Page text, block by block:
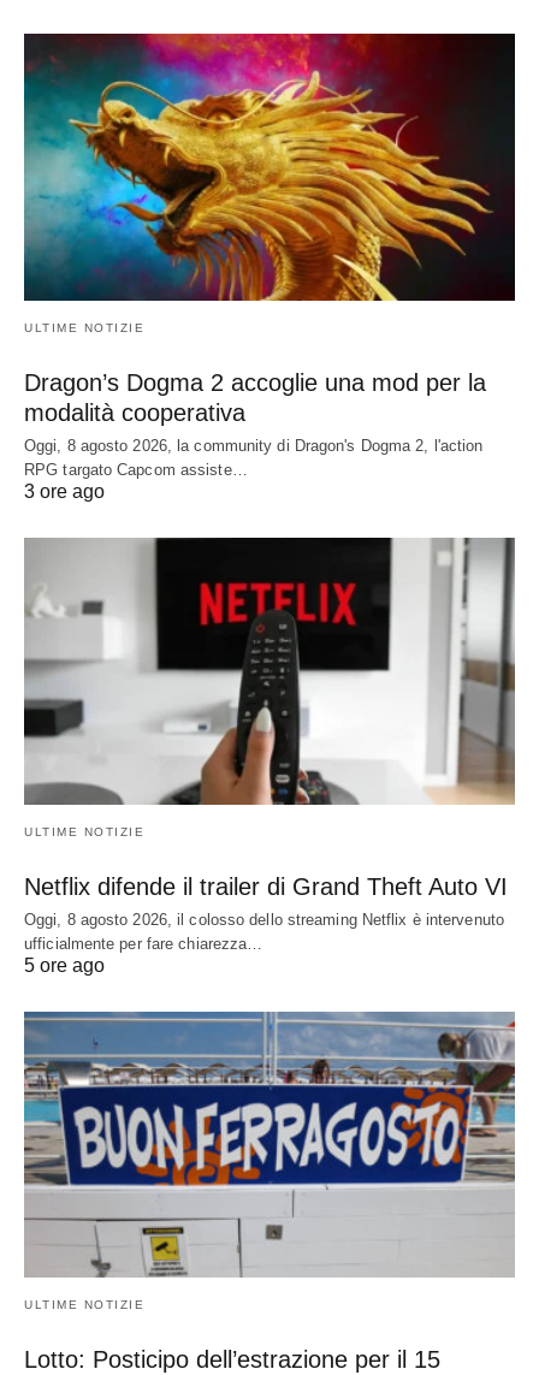
ULTIME NOTIZIE
Dragon’s Dogma 2 accoglie una mod per la
modalità cooperativa
Oggi, 8 agosto 2026, la community di Dragon's Dogma 2, l'action
RPG targato Capcom assiste…
3 ore ago
ULTIME NOTIZIE
Netflix difende il trailer di Grand Theft Auto VI
Oggi, 8 agosto 2026, il colosso dello streaming Netflix è intervenuto
ufficialmente per fare chiarezza…
5 ore ago
ULTIME NOTIZIE
Lotto: Posticipo dell’estrazione per il 15